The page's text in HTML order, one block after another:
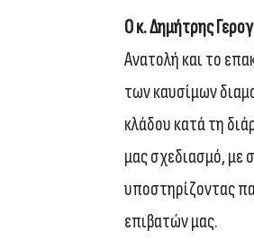
Ο κ. Δημήτρης
Ανατολή και το
των καυσίμων
κλάδου κατά τη
μας σχεδιασμό, με
υποστηρίζοντας
επιβατών μας.